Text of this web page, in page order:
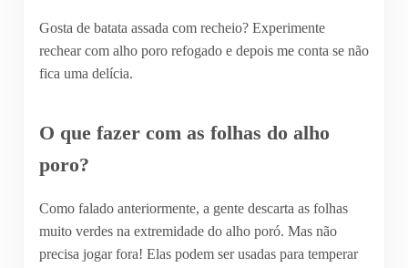
Gosta de batata assada com recheio? Experimente
rechear com alho poro refogado e depois me conta se não
fica uma delícia.
O que fazer com as folhas do alho
poro?
Como falado anteriormente, a gente descarta as folhas
muito verdes na extremidade do alho poró. Mas não
precisa jogar fora! Elas podem ser usadas para temperar